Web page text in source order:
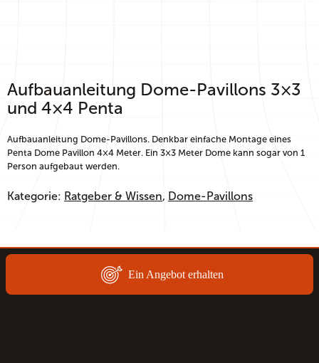
Aufbauanleitung Dome-Pavillons 3×3
und 4×4 Penta
Aufbauanleitung Dome-Pavillons. Denkbar einfache Montage eines
Penta Dome Pavillon 4×4 Meter. Ein 3×3 Meter Dome kann sogar von 1
Person aufgebaut werden.
Kategorie: Ratgeber & Wissen, Dome-Pavillons
Ein Angebot erhalten